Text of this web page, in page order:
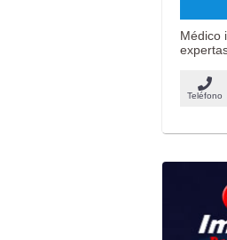
Médico
Teléfono